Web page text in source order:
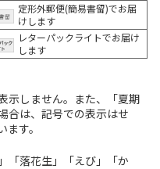
定形外郵便(簡易書留)でお届
けします
レターパックライトでお届け
します
示しません。また、「夏期
合は、記号での表示はせ
す。
「落花生」「えび」「か